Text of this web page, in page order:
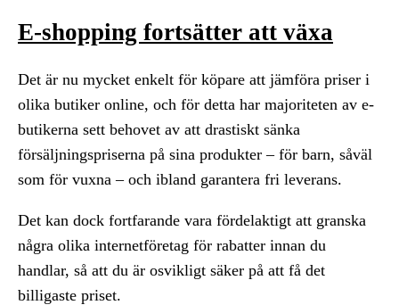
E-shopping fortsätter att växa
Det är nu mycket enkelt för köpare att jämföra priser i
olika butiker online, och för detta har majoriteten av e-
butikerna sett behovet av att drastiskt sänka
försäljningspriserna på sina produkter – för barn, såväl
som för vuxna – och ibland garantera fri leverans.
Det kan dock fortfarande vara fördelaktigt att granska
några olika internetföretag för rabatter innan du
handlar, så att du är osvikligt säker på att få det
billigaste priset.